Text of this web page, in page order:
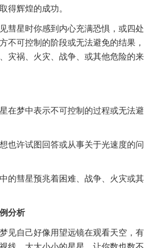
得辉煌的成功。
彗星时你感到内心充满恐惧，或四处
不可控制的阶段或无法避免的结果，
灾祸、火灾、战争、或其他危险的来
在梦中表示不可控制的过程或无法避
也许试图回答或从事关于光速度的问
的彗星预兆着困难、战争、火灾或其
分析
见自己好像用望远镜在观看天空，有